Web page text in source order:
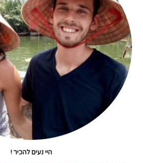
היי נעים להכיר !